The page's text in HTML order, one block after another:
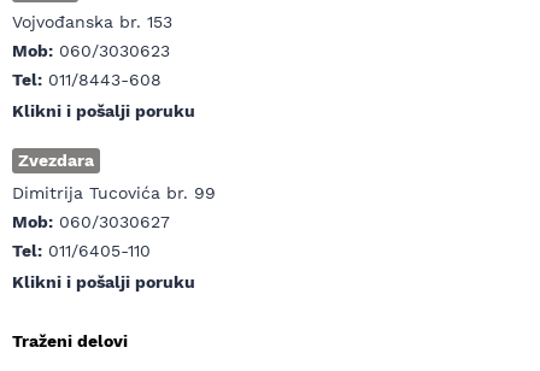
Vojvođanska br. 153
Mob: 060/3030623
Tel: 011/8443-608
Klikni i pošalji poruku
Zvezdara
Dimitrija Tucovića br. 99
Mob: 060/3030627
Tel: 011/6405-110
Klikni i pošalji poruku
Traženi delovi